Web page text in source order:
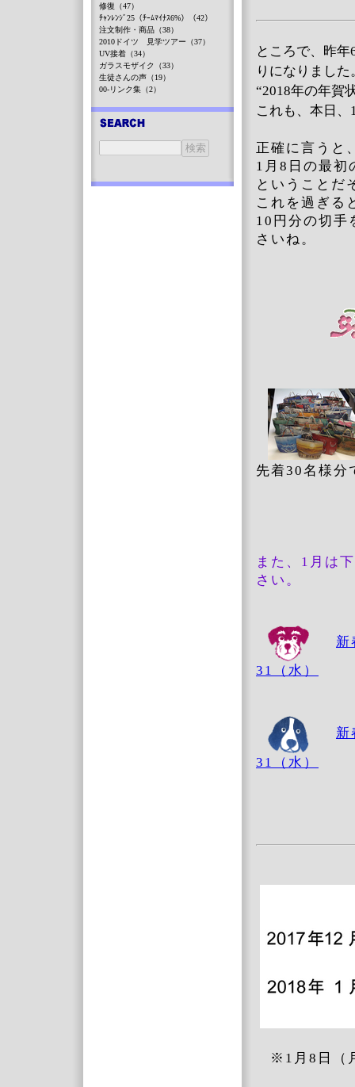
ところで、昨
りになりました
“2018年の年賀
これも、本日
正確に言うと
1月8日の最初
ということだ
これを過ぎる
10円分の切手
さいね。
先着30名様分
また、1月は
さい。
31（水）
31（水）
※1月8日（
修復（47）
ﾁｬﾝﾚﾝｼﾞ25（ﾁｰﾑﾏｲﾅｽ6%）（42）
注文制作・商品（38）
2010ドイツ 見学ツアー（37）
UV接着（34）
ガラスモザイク（33）
生徒さんの声（19）
00-リンク集（2）